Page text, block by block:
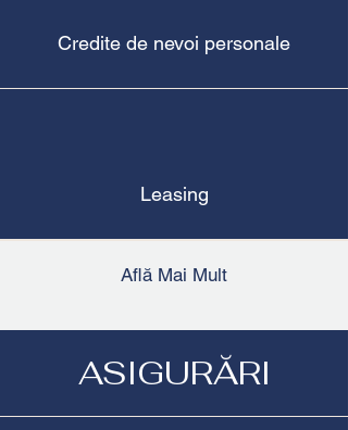
Credite de nevoi personale
Leasing
Află Mai Mult
ASIGURĂRI